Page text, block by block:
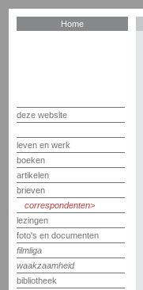
Home
deze website
leven en werk
boeken
artikelen
brieven
correspondenten
lezingen
foto's en documenten
filmliga
waakzaamheid
bibliotheek